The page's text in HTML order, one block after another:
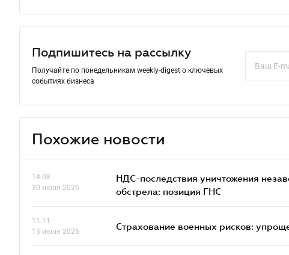
Подпишитесь на рассылку
Получайте по понедельникам weekly-digest о ключевых
событиях бизнеса
Похожие новости
14.08
30 июля 2026
НДС-последствия уничтожения
обстрела: позиция ГНС
11.11
13 июля 2026
Страхование военных рисков: